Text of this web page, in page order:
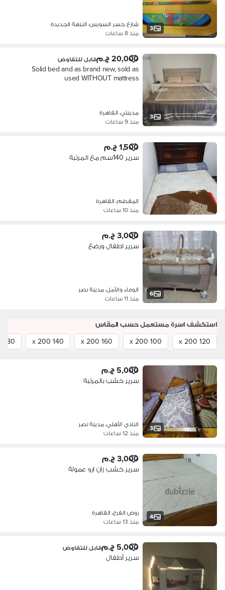
3
شارع جسر السويس، النزهة الجديدة
منذ 8 ساعات
3
20,000 ج.م قابل للتفاوض
Solid bed and as brand new, sold as
used WITHOUT mattress
مدينتي، القاهرة
منذ 9 ساعات
1,500 ج.م
سرير 140سم مع المرتبة
المقطم، القاهرة
منذ 10 ساعات
6
3,000 ج.م
سرير اطفال ورضع
الوفاء والأمل، مدينة نصر
منذ 11 ساعات
استكشف اسرة مستعمل حسب المقاس
120 x 200
100 x 200
160 x 200
140 x 200
180 x 200
3
5,000 ج.م
سرير خشب بالمرتبة
النادي الأهلي، مدينة نصر
منذ 12 ساعات
4
3,000 ج.م
سرير خشب زان ارو عمولة
روض الفرج، القاهرة
منذ 13 ساعات
5,000 ج.م قابل للتفاوض
سرير أطفال